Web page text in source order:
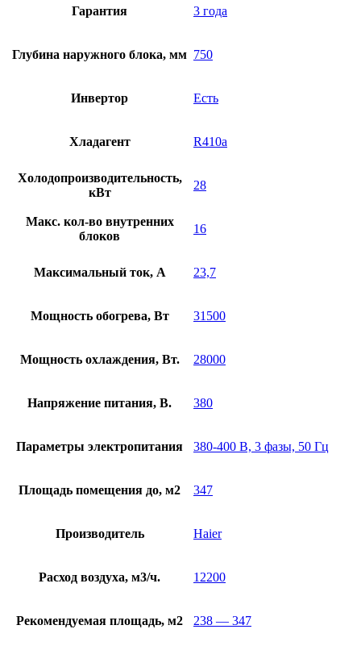
Гарантия 3 года
Глубина наружного блока, мм 750
Инвертор Есть
Хладагент R410a
Холодопроизводительность,
кВт
28
Макс. кол-во внутренних
блоков
16
Максимальный ток, А 23,7
Мощность обогрева, Вт 31500
Мощность охлаждения, Вт. 28000
Напряжение питания, В. 380
Параметры электропитания 380-400 В, 3 фазы, 50 Гц
Площадь помещения до, м2 347
Производитель Haier
Расход воздуха, м3/ч. 12200
Рекомендуемая площадь, м2 238 — 347